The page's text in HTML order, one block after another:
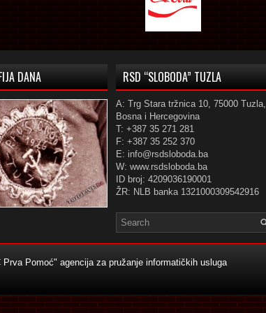
DANA RSD “SLOBODA” TUZLA
A: Trg Stara tržnica 10, 75000 Tuzla,
Bosna i Hercegovina
T: +387 35 271 281
F: +387 35 252 370
E: info@rsdsloboda.ba
W: www.rsdsloboda.ba
ID broj: 4209036190001
ŽR: NLB banka 1321000309542916
Prva Pomoć" agencija za pružanje informatičkih usluga